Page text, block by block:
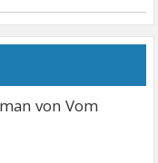
von Vom